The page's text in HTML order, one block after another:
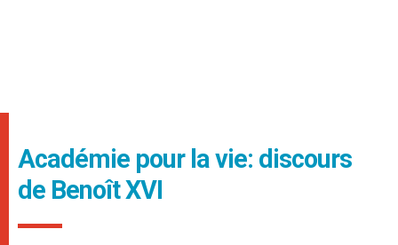
Académie pour la vie: discours
de Benoît XVI